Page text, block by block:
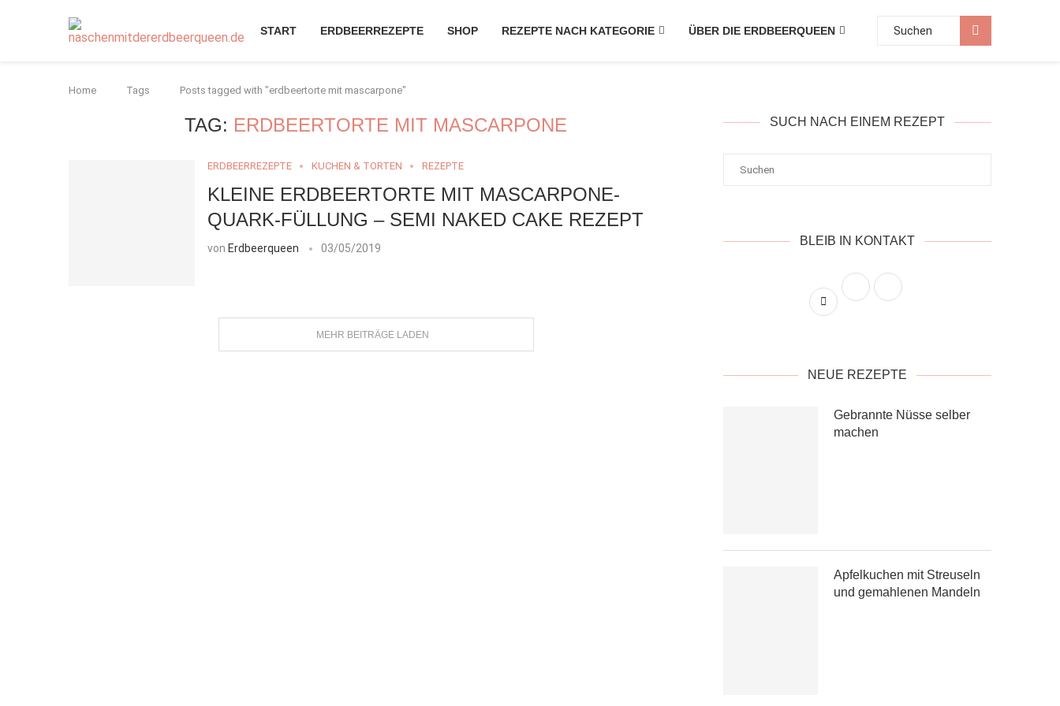
START ERDBEERREZEPTE SHOP REZEPTE NACH KATEGORIE ÜBER DIE ERDBEERQUEEN
Home Tags Posts tagged with "erdbeertorte mit mascarpone"
TAG: ERDBEERTORTE MIT MASCARPONE
ERDBEERREZEPTE KUCHEN & TORTEN REZEPTE
KLEINE ERDBEERTORTE MIT MASCARPONE-
QUARK-FÜLLUNG – SEMI NAKED CAKE REZEPT
von Erdbeerqueen 03/05/2019
MEHR BEITRÄGE LADEN
SUCH NACH EINEM REZEPT
BLEIB IN KONTAKT
NEUE REZEPTE
Gebrannte Nüsse selber
machen
Apfelkuchen mit Streuseln
und gemahlenen Mandeln